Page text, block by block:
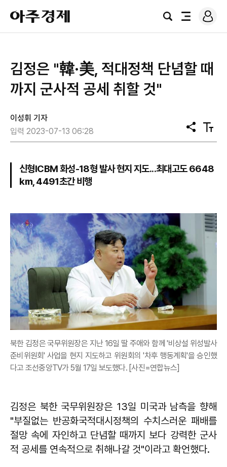
아
주
경
검
전
로
그
김정은 "韓·美, 적대정책 단념할 때
까지 군사적 공세 취할 것"
이성휘 기자
입력 2023-07-13 06:28
공
유
텍
스
기
신형ICBM 화성-18형 발사 현지 지도...최대고도 6648
㎞, 4491초간 비행
북한 김정은 국무위원장은 지난 16일 딸 주애와 함께 '비상설 위성발사
준비위원회' 사업을 현지 지도하고 위원회의 '차후 행동계획'을 승인했
다고 조선중앙TV가 5월 17일 보도했다. [사진=연합뉴스]
김정은 북한 국무위원장은 13일 미국과 남측을 향해
"부질없는 반공화국적대시정책의 수치스러운 패배를
절망 속에 자인하고 단념할 때까지 보다 강력한 군사
적 공세를 연속적으로 취해나갈 것"이라고 확언했다.